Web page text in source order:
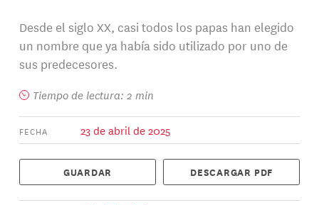
Desde el siglo XX, casi todos los papas han elegido
un nombre que ya había sido utilizado por uno de
sus predecesores.
Tiempo de lectura: 2 min
FECHA 23 de abril de 2025
GUARDAR DESCARGAR PDF